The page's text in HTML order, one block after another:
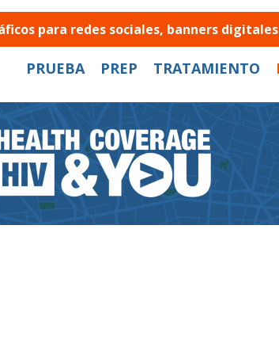
para redes sociales, banners
PRUEBA PREP TRATAMIENTO